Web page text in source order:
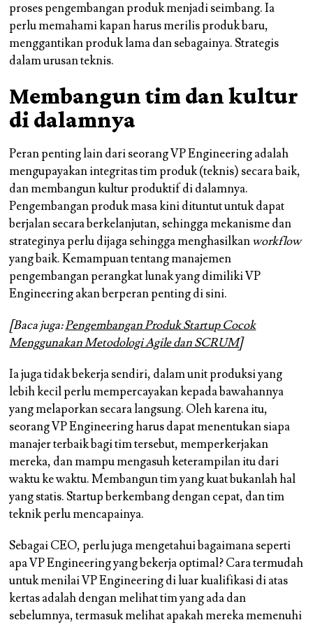
proses pengembangan produk menjadi seimbang. Ia
perlu memahami kapan harus merilis produk baru,
menggantikan produk lama dan sebagainya. Strategis
dalam urusan teknis.
Membangun tim dan kultur
di dalamnya
Peran penting lain dari seorang VP Engineering adalah
mengupayakan integritas tim produk (teknis) secara baik,
dan membangun kultur produktif di dalamnya.
Pengembangan produk masa kini dituntut untuk dapat
berjalan secara berkelanjutan, sehingga mekanisme dan
strateginya perlu dijaga sehingga menghasilkanworkflow
yang baik. Kemampuan tentang manajemen
pengembangan perangkat lunak yang dimiliki VP
Engineering akan berperan penting di sini.
[Baca juga:Pengembangan Produk Startup Cocok
Menggunakan Metodologi Agile dan SCRUM]
Ia juga tidak bekerja sendiri, dalam unit produksi yang
lebih kecil perlu mempercayakan kepada bawahannya
yang melaporkan secara langsung. Oleh karena itu,
seorang VP Engineering harus dapat menentukan siapa
manajer terbaik bagi tim tersebut, memperkerjakan
mereka, dan mampu mengasuh keterampilan itu dari
waktu ke waktu. Membangun tim yang kuat bukanlah hal
yang statis. Startup berkembang dengan cepat, dan tim
teknik perlu mencapainya.
Sebagai CEO, perlu juga mengetahui bagaimana seperti
apa VP Engineering yang bekerja optimal? Cara termudah
untuk menilai VP Engineering di luar kualifikasi di atas
kertas adalah dengan melihat tim yang ada dan
sebelumnya, termasuk melihat apakah mereka memenuhi